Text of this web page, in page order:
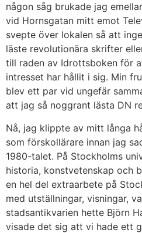
någon såg brukade jag
vid Hornsgatan mitt emot
svepte över lokalen så att
läste revolutionära skrifter
till raden av Idrottsboken för
intresset har hållit i sig. Min
blev ett par vid ungefär
att jag så noggrant lästa DN
Nå, jag klippte av mitt långa
som förskollärare innan jag
1980-talet. På Stockholms
historia, konstvetenskap och
en hel del extraarbete på
med utställningar, visningar,
stadsantikvarien hette Björn
visade det sig att vi hade ett